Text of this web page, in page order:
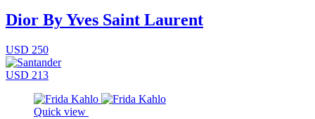
Dior By Yves Saint Laurent
USD 250
USD 213
Quick view